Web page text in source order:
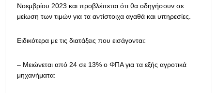
Νοεμβρίου 2023 και προβλέπεται ότι θα οδηγήσουν σε
μείωση των τιμών για τα αντίστοιχα αγαθά και υπηρεσίες.
Ειδικότερα με τις διατάξεις που εισάγονται:
– Μειώνεται από 24 σε 13% ο ΦΠΑ για τα εξής αγροτικά
μηχανήματα: